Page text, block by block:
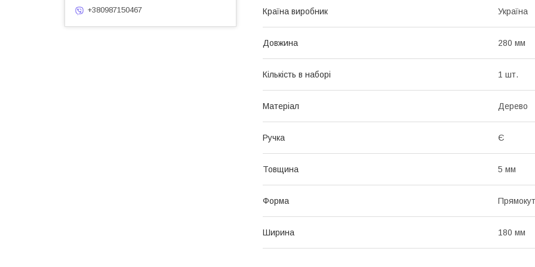
Країна виробник Україна
Довжина 280 мм
Кількість в наборі 1 шт.
Матеріал Дерево
Ручка Є
Товщина 5 мм
Форма
Ширина 180 мм
+380987150467